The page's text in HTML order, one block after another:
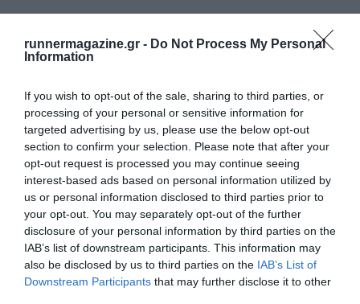
runnermagazine.gr - Do Not Process My Personal
Information
If you wish to opt-out of the sale, sharing to third parties, or
processing of your personal or sensitive information for
targeted advertising by us, please use the below opt-out
section to confirm your selection. Please note that after your
opt-out request is processed you may continue seeing
interest-based ads based on personal information utilized by
us or personal information disclosed to third parties prior to
your opt-out. You may separately opt-out of the further
disclosure of your personal information by third parties on the
IAB’s list of downstream participants. This information may
also be disclosed by us to third parties on the IAB’s List of
Downstream Participants that may further disclose it to other